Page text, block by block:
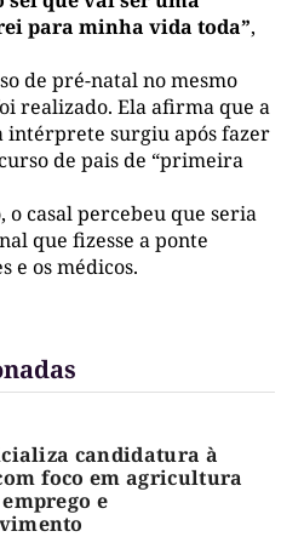
para minha vida toda”,
de pré-natal no mesmo
realizado. Ela afirma que a
surgiu após fazer
de pais de “primeira
o casal percebeu que seria
que fizesse a ponte
e os médicos.
candidatura à
foco em agricultura
e